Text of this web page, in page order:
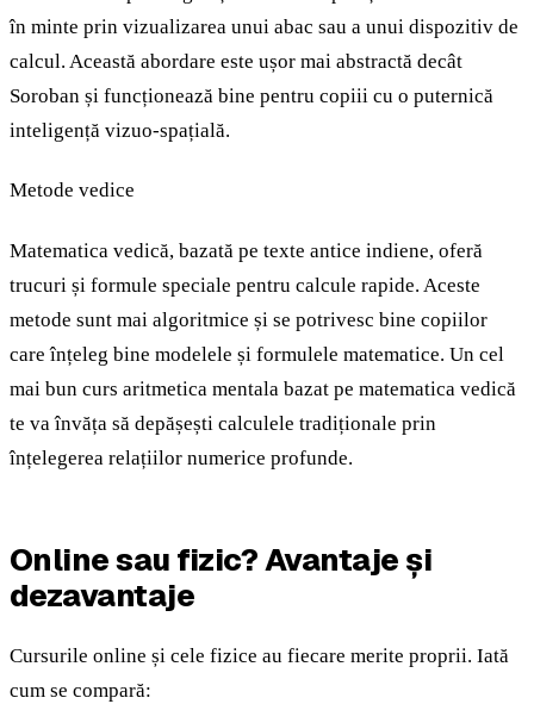
în minte prin vizualizarea unui abac sau a unui dispozitiv de
calcul. Această abordare este ușor mai abstractă decât
Soroban și funcționează bine pentru copiii cu o puternică
inteligență vizuo-spațială.
Metode vedice
Matematica vedică, bazată pe texte antice indiene, oferă
trucuri și formule speciale pentru calcule rapide. Aceste
metode sunt mai algoritmice și se potrivesc bine copiilor
care înțeleg bine modelele și formulele matematice. Un cel
mai bun curs aritmetica mentala bazat pe matematica vedică
te va învăța să depășești calculele tradiționale prin
înțelegerea relațiilor numerice profunde.
Online sau fizic? Avantaje și
dezavantaje
Cursurile online și cele fizice au fiecare merite proprii. Iată
cum se compară: